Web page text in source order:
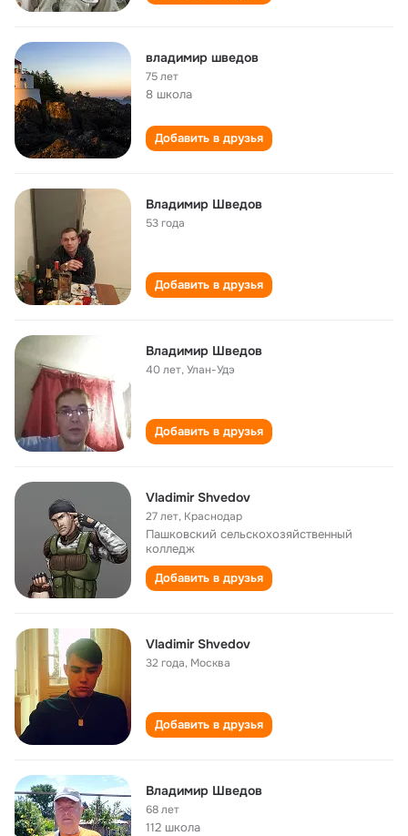
владимир шведов
75 лет
8 школа
Добавить в друзья
Владимир Шведов
53 года
Добавить в друзья
Владимир Шведов
40 лет,Улан-Удэ
Добавить в друзья
Vladimir Shvedov
27 лет, Краснодар
Пашковский сельскохозяйственный
колледж
Добавить в друзья
Vladimir Shvedov
32 года, Москва
Добавить в друзья
Владимир Шведов
68 лет
112 школа